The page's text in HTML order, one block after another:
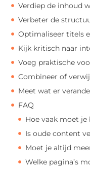
Verdiep de inhoud
Verbeter de
Optimaliseer titels
Kijk kritisch naar
Voeg praktische
Combineer of
Meet wat er
FAQ
Hoe vaak moet
Is oude content
Moet je altijd
Welke pagina’s